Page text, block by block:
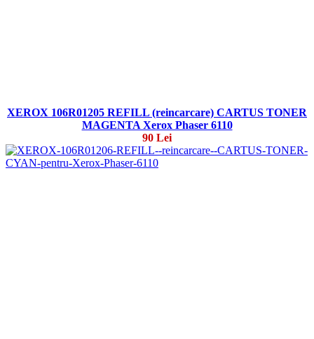
XEROX 106R01205 REFILL (reincarcare) CARTUS TONER
MAGENTA Xerox Phaser 6110
90 Lei